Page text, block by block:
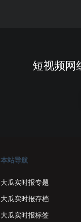
短视频网
本站导航
大瓜实时报专题
大瓜实时报存档
大瓜实时报标签